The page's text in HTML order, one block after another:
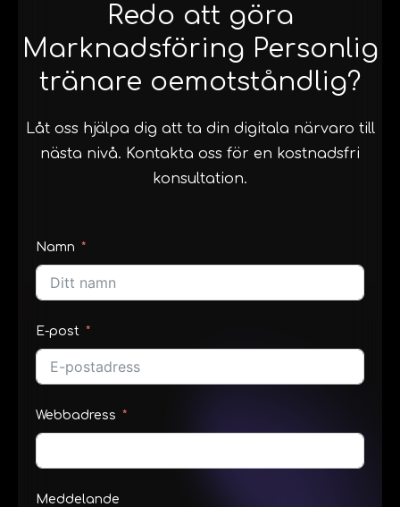
Redo att göra
Marknadsföring Personlig
tränare oemotståndlig?
Låt oss hjälpa dig att ta din digitala närvaro till
nästa nivå. Kontakta oss för en kostnadsfri
konsultation.
Namn
E-post
Webbadress
Meddelande